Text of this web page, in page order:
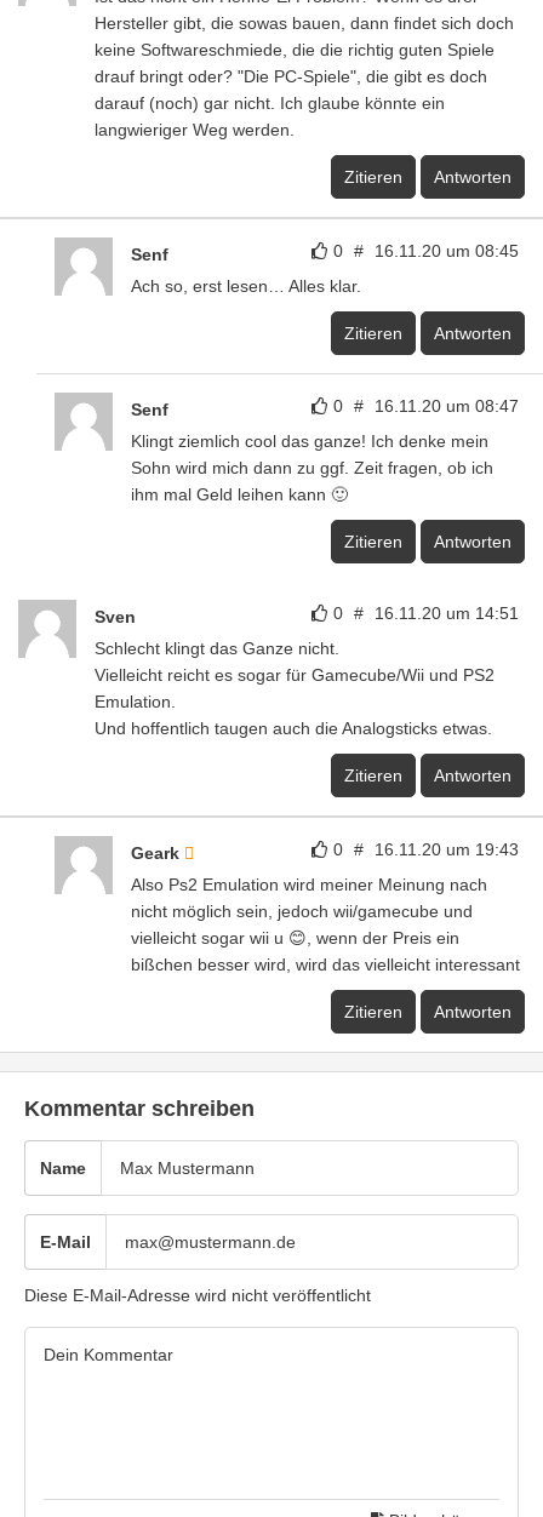
Hersteller gibt, die sowas bauen, dann findet sich doch
keine Softwareschmiede, die die richtig guten Spiele
drauf bringt oder? "Die PC-Spiele", die gibt es doch
darauf (noch) gar nicht. Ich glaube könnte ein
langwieriger Weg werden.
Zitieren Antworten
0 # 16.11.20 um 08:45
Senf
Ach so, erst lesen… Alles klar.
Zitieren Antworten
0 # 16.11.20 um 08:47
Senf
Klingt ziemlich cool das ganze! Ich denke mein
Sohn wird mich dann zu ggf. Zeit fragen, ob ich
ihm mal Geld leihen kann 🙂
Zitieren Antworten
0 # 16.11.20 um 14:51
Sven
Schlecht klingt das Ganze nicht.
Vielleicht reicht es sogar für Gamecube/Wii und PS2
Emulation.
Und hoffentlich taugen auch die Analogsticks etwas.
Zitieren Antworten
0 # 16.11.20 um 19:43
Geark
Also Ps2 Emulation wird meiner Meinung nach
nicht möglich sein, jedoch wii/gamecube und
vielleicht sogar wii u 😊, wenn der Preis ein
bißchen besser wird, wird das vielleicht interessant
Zitieren Antworten
Kommentar schreiben
Name
E-Mail
Diese E-Mail-Adresse wird nicht veröffentlicht